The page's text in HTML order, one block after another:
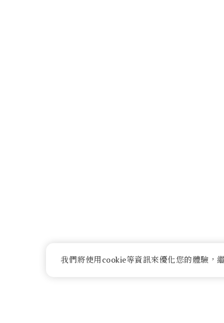
我們將使用cookie等資訊來優化您的體驗，